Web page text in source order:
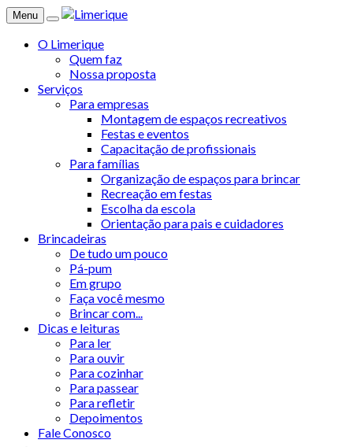
Menu
O Limerique
Quem faz
Nossa proposta
Serviços
Para empresas
Montagem de espaços recreativos
Festas e eventos
Capacitação de profissionais
Para famílias
Organização de espaços para brincar
Recreação em festas
Escolha da escola
Orientação para pais e cuidadores
Brincadeiras
De tudo um pouco
Pá-pum
Em grupo
Faça você mesmo
Brincar com...
Dicas e leituras
Para ler
Para ouvir
Para cozinhar
Para passear
Para refletir
Depoimentos
Fale Conosco